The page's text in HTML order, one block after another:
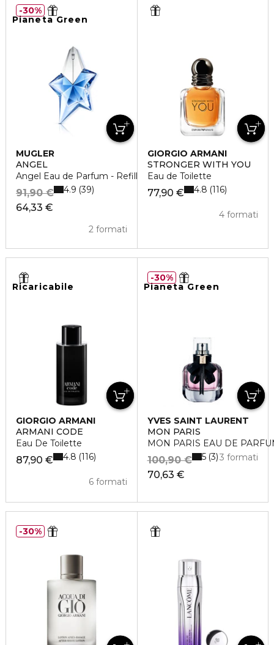
Pianeta Green
MUGLER
ANGEL
Angel Eau de Parfum - Refill
64,33 €
91,90 €
2 formati
4.9 39
30%
GIORGIO ARMANI
STRONGER WITH YOU
Eau de Toilette
77,90 €
4 formati
4.8 116
Ricaricabile
GIORGIO ARMANI
ARMANI CODE
Eau De Toilette
87,90 €
6 formati
4.8 116
Pianeta Green
YVES SAINT LAURENT
MON PARIS
MON PARIS EAU DE
70,63 €
100,90 € 3 formati
5 3
30%
30%